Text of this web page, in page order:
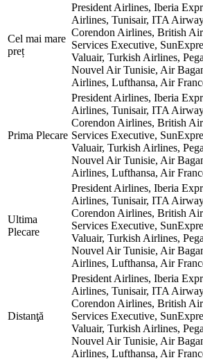
Cel mai mare
preț
President Airlines, Iberia
Airlines, Tunisair, ITA
Corendon Airlines, British
Services Executive,
Valuair, Turkish Airlines,
Nouvel Air Tunisie, Air
Airlines, Lufthansa, Air
Prima Plecare
President Airlines, Iberia
Airlines, Tunisair, ITA
Corendon Airlines, British
Services Executive,
Valuair, Turkish Airlines,
Nouvel Air Tunisie, Air
Airlines, Lufthansa, Air
Ultima
Plecare
President Airlines, Iberia
Airlines, Tunisair, ITA
Corendon Airlines, British
Services Executive,
Valuair, Turkish Airlines,
Nouvel Air Tunisie, Air
Airlines, Lufthansa, Air
Distanţă
President Airlines, Iberia
Airlines, Tunisair, ITA
Corendon Airlines, British
Services Executive,
Valuair, Turkish Airlines,
Nouvel Air Tunisie, Air
Airlines, Lufthansa, Air